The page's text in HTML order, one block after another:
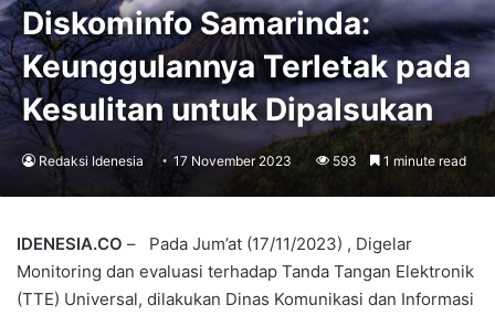
Diskominfo Samarinda:
Keunggulannya Terletak pada
Kesulitan untuk Dipalsukan
Redaksi Idenesia 17 November 2023 593 1 minute read
IDENESIA.CO – Pada Jum’at (17/11/2023) , Digelar
Monitoring dan evaluasi terhadap Tanda Tangan Elektronik
(TTE) Universal, dilakukan Dinas Komunikasi dan Informasi